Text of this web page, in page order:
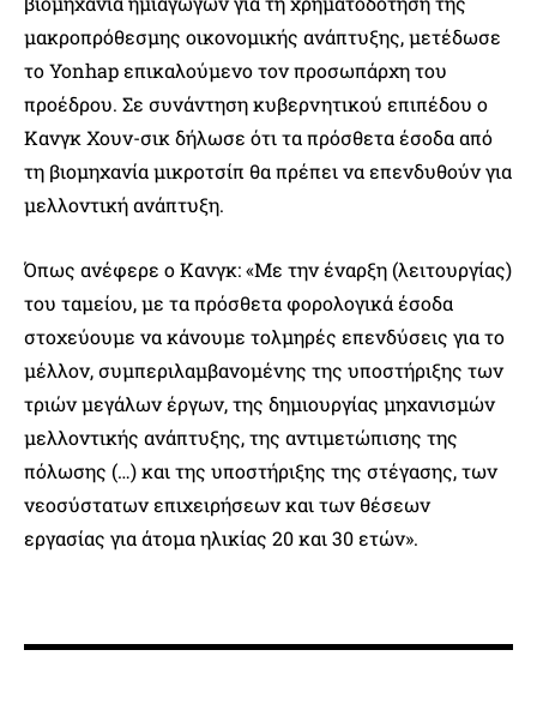
μακροπρόθεσμης οικονομικής ανάπτυξης, μετέδωσε
το Yonhap επικαλούμενο τον προσωπάρχη του
προέδρου. Σε συνάντηση κυβερνητικού επιπέδου ο
Κανγκ Χουν-σικ δήλωσε ότι τα πρόσθετα έσοδα από
τη βιομηχανία μικροτσίπ θα πρέπει να επενδυθούν για
μελλοντική ανάπτυξη.
Όπως ανέφερε ο Κανγκ: «Με την έναρξη (λειτουργίας)
του ταμείου, με τα πρόσθετα φορολογικά έσοδα
στοχεύουμε να κάνουμε τολμηρές επενδύσεις για το
μέλλον, συμπεριλαμβανομένης της υποστήριξης των
τριών μεγάλων έργων, της δημιουργίας μηχανισμών
μελλοντικής ανάπτυξης, της αντιμετώπισης της
πόλωσης (…) και της υποστήριξης της στέγασης, των
νεοσύστατων επιχειρήσεων και των θέσεων
εργασίας για άτομα ηλικίας 20 και 30 ετών».